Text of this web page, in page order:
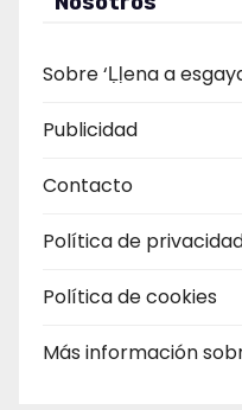
Sobre ‘Ḷḷena a
Publicidad
Contacto
Política de
Política de cookies
Más información